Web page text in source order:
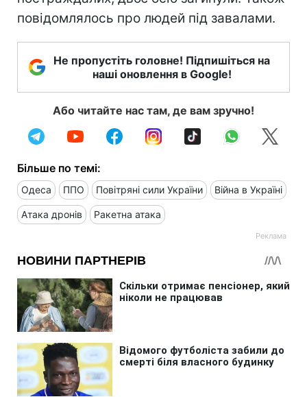
повідомлялось про людей під завалами.
Не пропустіть головне! Підпишіться на
наші оновлення в Google!
Або читайте нас там, де вам зручно!
Більше по темі:
Одеса ППО Повітряні сили України Війна в Україні
Атака дронів Ракетна атака